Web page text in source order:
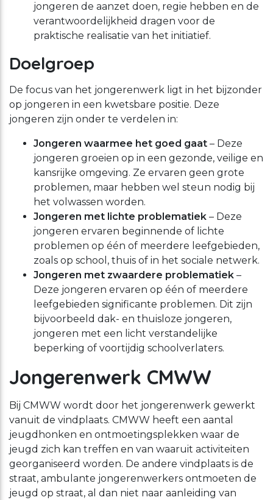
jongeren de aanzet doen, regie hebben en de
verantwoordelijkheid dragen voor de
praktische realisatie van het initiatief.
Doelgroep
De focus van het jongerenwerk ligt in het bijzonder
op jongeren in een kwetsbare positie. Deze
jongeren zijn onder te verdelen in:
Jongeren waarmee het goed gaat – Deze
jongeren groeien op in een gezonde, veilige en
kansrijke omgeving. Ze ervaren geen grote
problemen, maar hebben wel steun nodig bij
het volwassen worden.
Jongeren met lichte problematiek – Deze
jongeren ervaren beginnende of lichte
problemen op één of meerdere leefgebieden,
zoals op school, thuis of in het sociale netwerk.
Jongeren met zwaardere problematiek –
Deze jongeren ervaren op één of meerdere
leefgebieden significante problemen. Dit zijn
bijvoorbeeld dak- en thuisloze jongeren,
jongeren met een licht verstandelijke
beperking of voortijdig schoolverlaters.
Jongerenwerk CMWW
Bij CMWW wordt door het jongerenwerk gewerkt
vanuit de vindplaats. CMWW heeft een aantal
jeugdhonken en ontmoetingsplekken waar de
jeugd zich kan treffen en van waaruit activiteiten
georganiseerd worden. De andere vindplaats is de
straat, ambulante jongerenwerkers ontmoeten de
jeugd op straat, al dan niet naar aanleiding van